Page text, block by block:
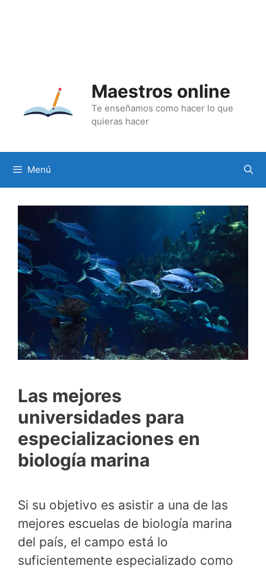
Maestros online
Te enseñamos como hacer lo que
quieras hacer
Menú
Las mejores
universidades para
especializaciones en
biología marina
Si su objetivo es asistir a una de las
mejores escuelas de biología marina
del país, el campo está lo
suficientemente especializado como